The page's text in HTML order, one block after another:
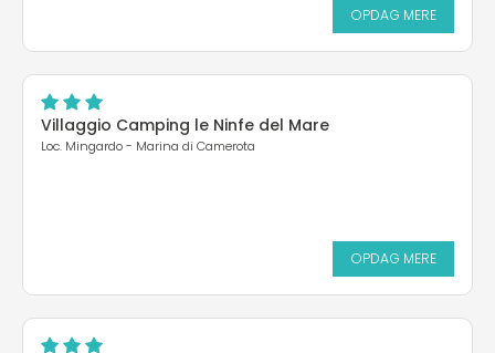
OPDAG MERE
Villaggio Camping le Ninfe del Mare
Loc. Mingardo - Marina di Camerota
OPDAG MERE